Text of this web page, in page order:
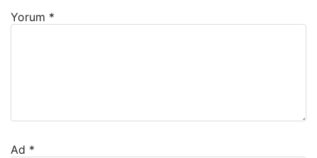
Yorum *
Ad *